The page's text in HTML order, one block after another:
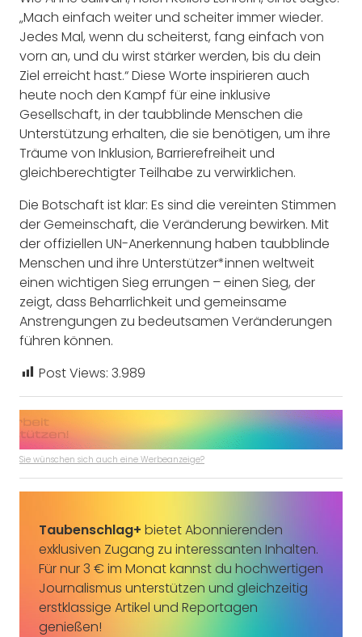
„Mach einfach weiter und scheiter immer wieder.
Jedes Mal, wenn du scheiterst, fang einfach von
vorn an, und du wirst stärker werden, bis du dein
Ziel erreicht hast.“ Diese Worte inspirieren auch
heute noch den Kampf für eine inklusive
Gesellschaft, in der taubblinde Menschen die
Unterstützung erhalten, die sie benötigen, um ihre
Träume von Inklusion, Barrierefreiheit und
gleichberechtigter Teilhabe zu verwirklichen.
Die Botschaft ist klar: Es sind die vereinten Stimmen
der Gemeinschaft, die Veränderung bewirken. Mit
der offiziellen UN-Anerkennung haben taubblinde
Menschen und ihre Unterstützer*innen weltweit
einen wichtigen Sieg errungen – einen Sieg, der
zeigt, dass Beharrlichkeit und gemeinsame
Anstrengungen zu bedeutsamen Veränderungen
führen können.
Post Views: 3.989
Sie wünschen sich auch eine Werbeanzeige?
Taubenschlag+ bietet Abonnierenden
exklusiven Zugang zu interessanten Inhalten.
Für nur 3 € im Monat kannst du hochwertigen
Journalismus unterstützen und gleichzeitig
erstklassige Artikel und Reportagen
genießen!